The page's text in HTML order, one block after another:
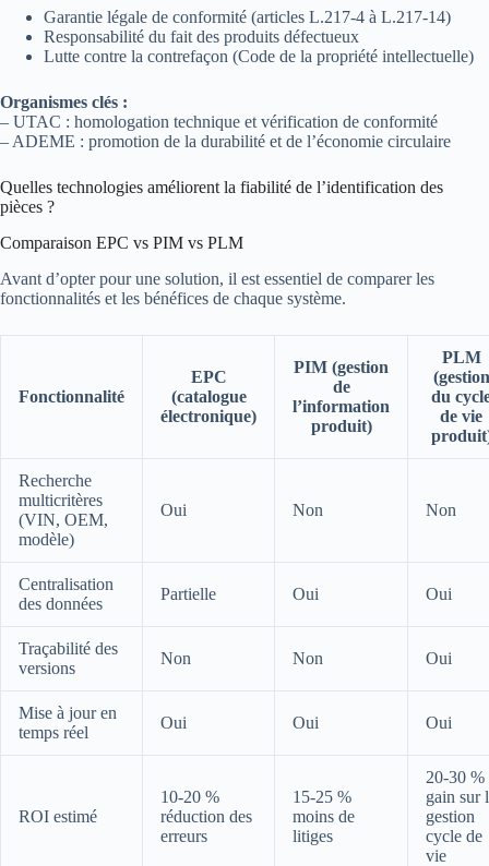
Garantie légale de conformité (articles L.217-4 à L.217-14)
Responsabilité du fait des produits défectueux
Lutte contre la contrefaçon (Code de la propriété intellectuelle)
Organismes clés :
– UTAC : homologation technique et vérification de conformité
– ADEME : promotion de la durabilité et de l’économie circulaire
Quelles technologies améliorent la fiabilité de l’identification des
pièces ?
Comparaison EPC vs PIM vs PLM
Avant d’opter pour une solution, il est essentiel de comparer les
fonctionnalités et les bénéfices de chaque système.
Fonctionnalité
EPC
(catalogue
électronique)
PIM (gestion
de
l’information
produit)
PLM
(gestion
du
de vie
Recherche
multicritères
(VIN, OEM,
modèle)
Oui Non Non
Centralisation
des données
Partielle Oui Oui
Traçabilité des
versions
Non Non Oui
Mise à jour en
temps réel
Oui Oui Oui
ROI estimé
10-20 %
réduction des
erreurs
15-25 %
moins de
litiges
20-30 %
gain sur
gestion
cycle de
vie